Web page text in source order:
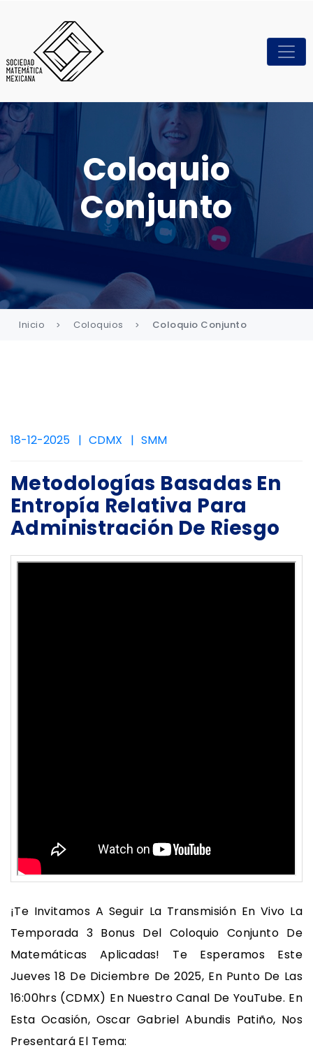
Coloquio
Conjunto
Inicio Coloquios Coloquio Conjunto
18-12-2025 CDMX SMM
Metodologías Basadas En
Entropía Relativa Para
Administración De Riesgo
¡Te Invitamos A Seguir La Transmisión En Vivo La
Temporada 3 Bonus Del Coloquio Conjunto De
Matemáticas Aplicadas! Te Esperamos Este
Jueves 18 De Diciembre De 2025, En Punto De Las
16:00hrs (CDMX) En Nuestro Canal De YouTube. En
Esta Ocasión, Oscar Gabriel Abundis Patiño, Nos
Presentará El Tema: